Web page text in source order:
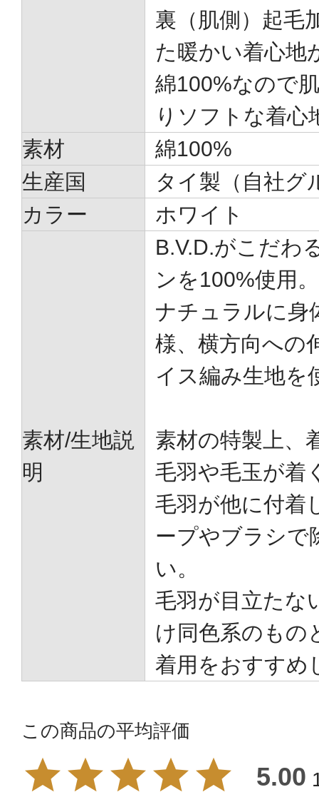
裏（肌側）起毛
た暖かい着心地
綿100%なので
りソフトな着心
素材
綿100%
生産国
タイ製（自社グ
カラー
ホワイト
素材/生地説
明
B.V.D.がこだわ
ンを100%使用。
ナチュラルに身
様、横方向への
イス編み生地を
素材の特製上、
毛羽や毛玉が着
毛羽が他に付着
ープやブラシで
い。
毛羽が目立たな
け同色系のもの
着用をおすすめ
5.00